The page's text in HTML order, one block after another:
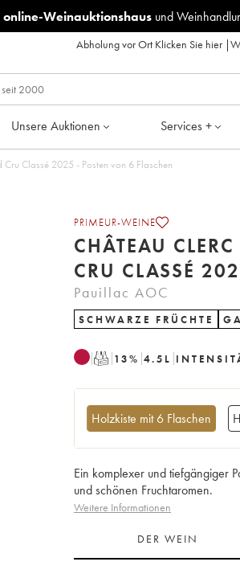
online-Weinauktionshausund
Abholung vor Ort Klicken Sie hier|
Unsere Auktionen Services +
Château Clerc Milon 5ème Grand Cru Classé 2025 - Posten von 6 Flaschen
PRIMEUR-WEINE
CHÂTEAU
CRU
Pauillac AOC
SCHWARZE FRÜCHTE
T 13% 4.5 L
Holzkiste mit 6 Flaschen
Ein komplexer und tiefgängiger
und schönen Fruchtaromen.
Weitere Informationen
DER WEIN